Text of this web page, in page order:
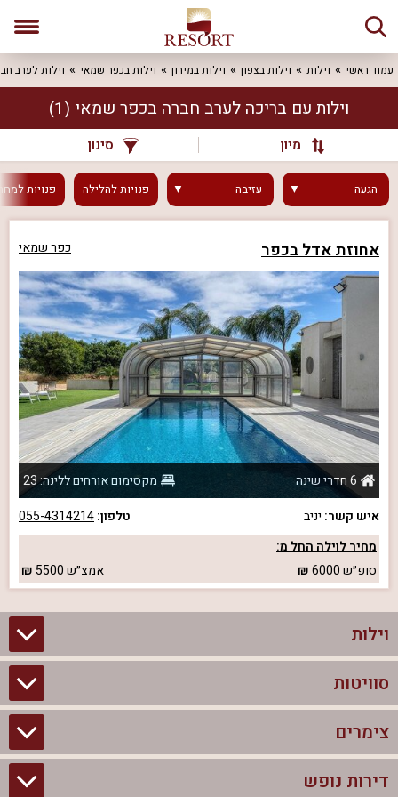
עמוד ראשי וילות וילות בצפון וילות במירון וילות בכפר שמאי וילות לערב
וילות עם בריכה לערב חברה בכפר שמאי (1)
מיון סינון
הגעה עזיבה פנויותלהלילה פנויות
אחוזת אדל בכפר כפר שמאי
6 חדרי שינה
מקסימום אורחים ללינה: 23
איש קשר: יניב טלפון:055-4314214
מחיר לוילה החל מ:
סופ״ש6000 אמצ״ש5500
וילות
וילות בצפון
וילות להשכרה
סוויטות
סוויטות בצפון
צימרים לזוגות עם בריכה פרטית
צימרים
צימרים בצפון
דירות נופש